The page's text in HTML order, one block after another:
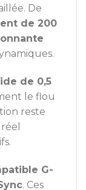
De
de 200
de 0,5
le flou
reste
G-
. Ces